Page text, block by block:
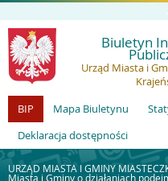
Biuletyn
Urząd Miasta i
BIP
Mapa Biuletynu
Deklaracja dostępności
URZĄD MIASTA I GMINY
Miasta i Gminy o działaniach